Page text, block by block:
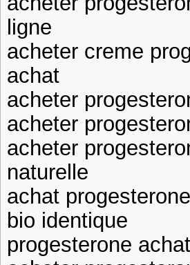
ligne
acheter creme
achat
acheter
acheter
acheter
naturelle
achat
bio identique
progesterone